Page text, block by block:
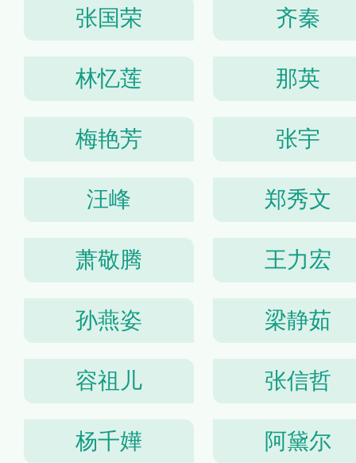
张国荣 齐秦
林忆莲 那英
梅艳芳 张宇
汪峰 郑秀文
萧敬腾 王力宏
孙燕姿 梁静茹
容祖儿 张信哲
杨千嬅 阿黛尔